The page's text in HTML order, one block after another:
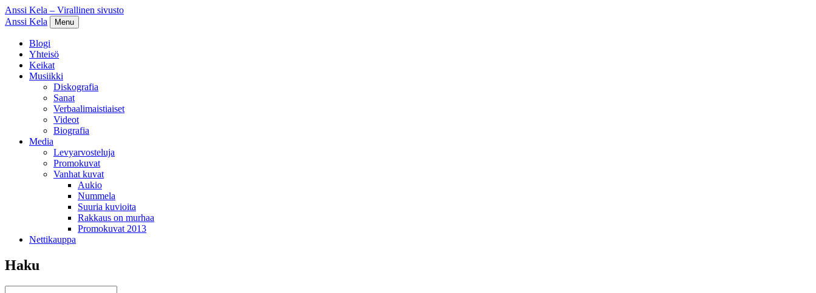
Anssi Kela – Virallinen sivusto
Anssi Kela
Menu
Blogi
Yhteisö
Keikat
Musiikki
Diskografia
Sanat
Verbaalimaistiaiset
Videot
Biografia
Media
Levyarvosteluja
Promokuvat
Vanhat kuvat
Aukio
Nummela
Suuria kuvioita
Rakkaus on murhaa
Promokuvat 2013
Nettikauppa
Haku